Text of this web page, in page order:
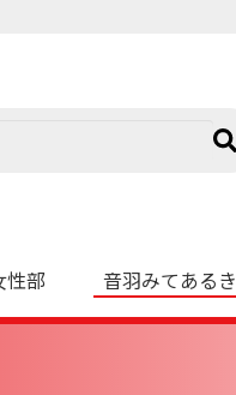
性部 音羽みてあるき